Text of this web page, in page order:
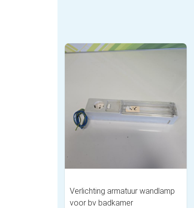
Verlichting armatuur wandlamp
voor bv badkamer